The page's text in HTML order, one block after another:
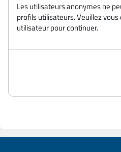
Les utilisateurs anonymes ne
profils utilisateurs. Veuillez
utilisateur pour continuer.